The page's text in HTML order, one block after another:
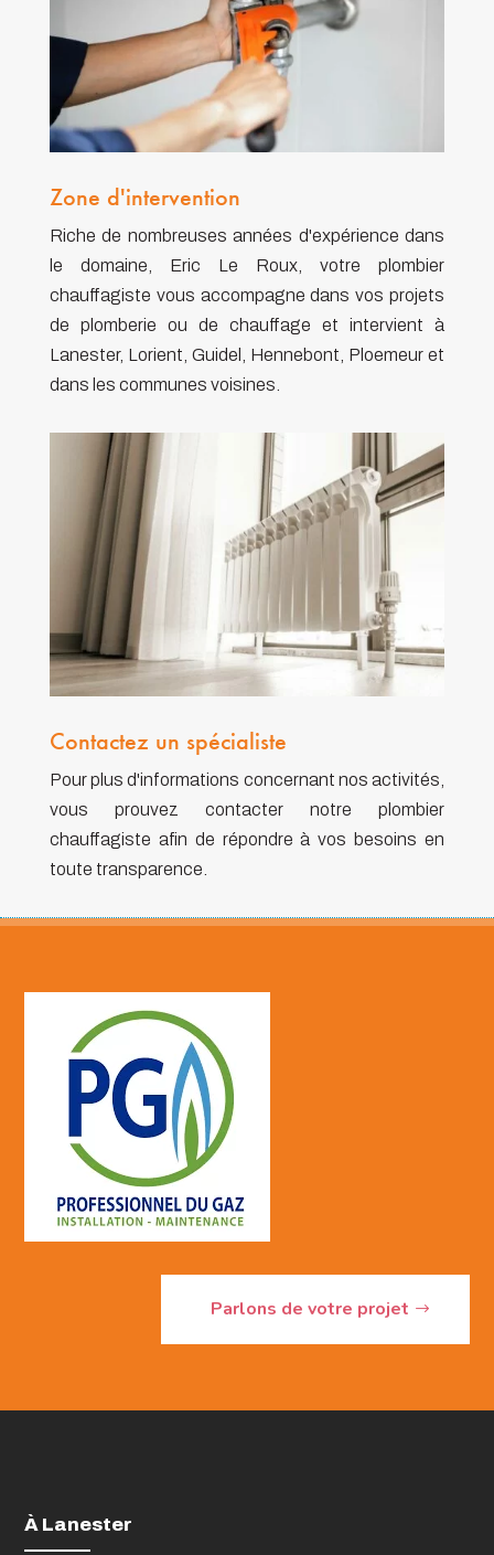
Zone d'intervention
Riche de nombreuses années d'expérience dans
le domaine, Eric Le Roux, votre plombier
chauffagiste vous accompagne dans vos projets
de plomberie ou de chauffage et intervient à
Lanester, Lorient, Guidel, Hennebont, Ploemeur et
dans les communes voisines.
Contactez un spécialiste
Pour plus d'informations concernant nos activités,
vous prouvez contacter notre plombier
chauffagiste afin de répondre à vos besoins en
toute transparence.
Parlons de votre projet
À Lanester